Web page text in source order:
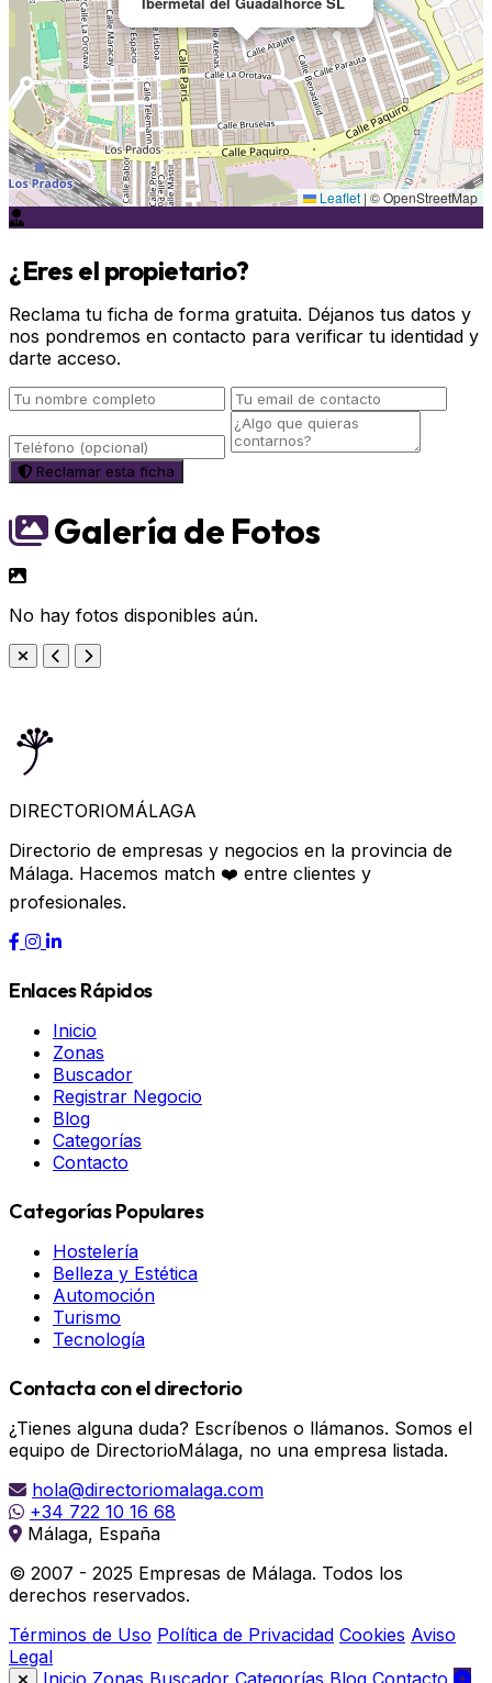
Leaflet |© OpenStreetMap
¿Eres el propietario?
Reclama tu ficha de forma gratuita. Déjanos tus datos y
nos pondremos en contacto para verificar tu identidad y
darte acceso.
Reclamar esta ficha
Galería de Fotos
No hay fotos disponibles aún.
DIRECTORIOMÁLAGA
Directorio de empresas y negocios en la provincia de
Málaga. Hacemos match ❤️ entre clientes y
profesionales.
Enlaces Rápidos
Inicio
Zonas
Buscador
Registrar Negocio
Blog
Categorías
Contacto
Categorías Populares
Hostelería
Belleza y Estética
Automoción
Turismo
Tecnología
Contacta con el directorio
¿Tienes alguna duda? Escríbenos o llámanos. Somos el
equipo de DirectorioMálaga, no una empresa listada.
hola@directoriomalaga.com
+34 722 10 16 68
Málaga, España
© 2007 - 2025 Empresas de Málaga. Todos los
derechos reservados.
Términos de Uso Política de Privacidad Cookies Aviso
Legal
Inicio Zonas Buscador Categorías Blog Contacto